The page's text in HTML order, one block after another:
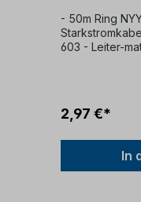
- 50m Ring
603 - Leiter-
schwarz -
zul.
2,97 €*
In